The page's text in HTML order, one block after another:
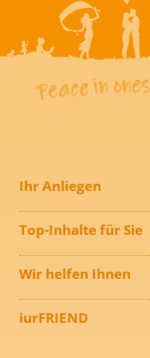
Ihr Anliegen
Top-Inhalte für Sie
Wir helfen Ihnen
iurFRIEND